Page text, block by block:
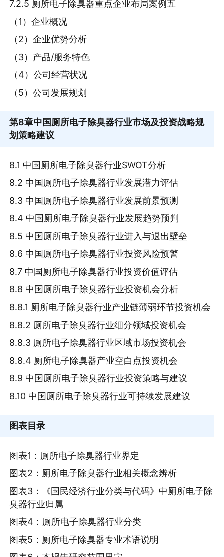
7.2.5 厕所电子除臭器重点企业布局案例五
（1）企业概况
（2）企业优势分析
（3）产品/服务特色
（4）公司经营状况
（5）公司发展规划
第8章中国厕所电子除臭器行业市场及投资战略规
划策略建议
8.1 中国厕所电子除臭器行业SWOT分析
8.2 中国厕所电子除臭器行业发展潜力评估
8.3 中国厕所电子除臭器行业发展前景预测
8.4 中国厕所电子除臭器行业发展趋势预判
8.5 中国厕所电子除臭器行业进入与退出壁垒
8.6 中国厕所电子除臭器行业投资风险预警
8.7 中国厕所电子除臭器行业投资价值评估
8.8 中国厕所电子除臭器行业投资机会分析
8.8.1 厕所电子除臭器行业产业链薄弱环节投资机会
8.8.2 厕所电子除臭器行业细分领域投资机会
8.8.3 厕所电子除臭器行业区域市场投资机会
8.8.4 厕所电子除臭器产业空白点投资机会
8.9 中国厕所电子除臭器行业投资策略与建议
8.10 中国厕所电子除臭器行业可持续发展建议
图表目录
图表1：厕所电子除臭器行业界定
图表2：厕所电子除臭器行业相关概念辨析
图表3：《国民经济行业分类与代码》中厕所电子除
臭器行业归属
图表4：厕所电子除臭器行业分类
图表5：厕所电子除臭器专业术语说明